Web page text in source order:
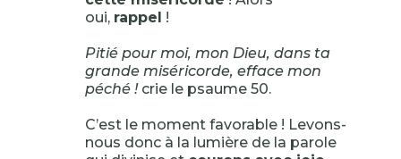
oui, rappel !
Pitié pour moi, mon Dieu, dans ta
grande miséricorde, efface mon
péché !crie le psaume 50.
C’est le moment favorable ! Levons-
nous donc à la lumière de la parole